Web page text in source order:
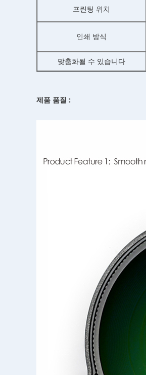
프린팅 위치
인쇄 방식
맞춤화될 수 있습니다
제품 품질 :